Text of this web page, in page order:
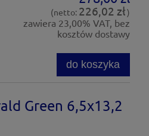
(netto: 226,02 zł)
zawiera 23,00% VAT, bez
kosztów dostawy
do koszyka
Green 6,5x13,2